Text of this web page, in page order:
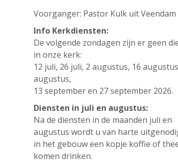
Voorganger: Pastor Kulk uit Veendam
Info Kerkdiensten:
De volgende zondagen zijn er geen
in onze kerk:
12 juli, 26 juli, 2 augustus, 16
augustus,
13 september en 27 september 2026.
Diensten in juli en augustus:
Na de diensten in de maanden juli en
augustus wordt u van harte
in het gebouw een kopje koffie of
komen drinken.